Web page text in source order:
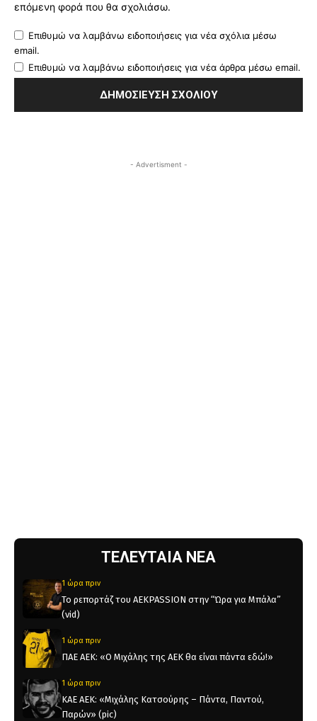
επόμενη φορά που θα σχολιάσω.
Επιθυμώ να λαμβάνω ειδοποιήσεις για νέα σχόλια μέσω
email.
Επιθυμώ να λαμβάνω ειδοποιήσεις για νέα άρθρα μέσω email.
- Advertisment -
ΤΕΛΕΥΤΑΙΑ ΝΕΑ
1 ώρα πριν
Το ρεπορτάζ του AEKPASSION στην “Ώρα για Μπάλα”
(vid)
1 ώρα πριν
ΠΑΕ ΑΕΚ: «Ο Μιχάλης της ΑΕΚ θα είναι πάντα εδώ!»
1 ώρα πριν
KAE AEK: «Μιχάλης Κατσούρης – Πάντα, Παντού,
Παρών» (pic)